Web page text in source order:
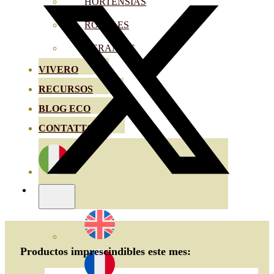
ROSALES
GERANIOS
VIVERO
RECURSOS
BLOG ECO
CONTATTO
Productos imprescindibles este mes: